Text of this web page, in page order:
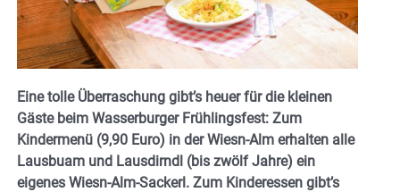
Eine tolle Überraschung gibt’s heuer für die kleinen
Gäste beim Wasserburger Frühlingsfest: Zum
Kindermenü (9,90 Euro) in der Wiesn-Alm erhalten alle
Lausbuam und Lausdirndl (bis zwölf Jahre) ein
eigenes Wiesn-Alm-Sackerl. Zum Kinderessen gibt’s